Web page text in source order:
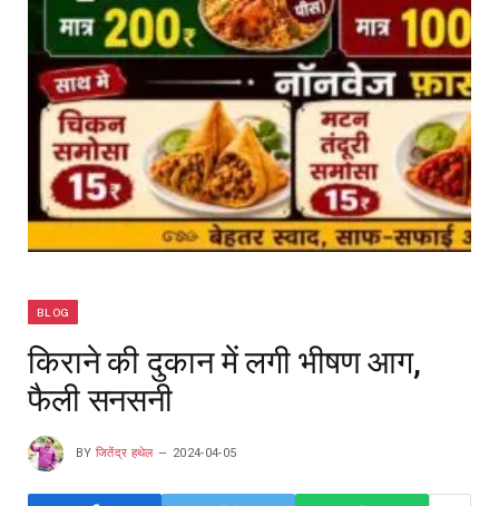
BLOG
किराने की दुकान में लगी भीषण आग,
फैली सनसनी
BY जितेंद्र हथेल 2024-04-05